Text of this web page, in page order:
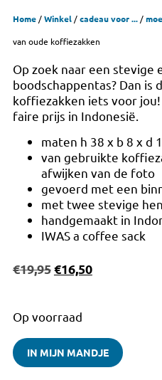
Home/Winkel/cadeau voor .../
van oude koffiezakken
Op zoek naar een stevige
boodschappentas? Dan is
koffiezakken iets voor
faire prijs in Indonesië.
maten h 38 x b 8 x d
van gebruikte
afwijken van de foto
gevoerd met een
met twee stevige
handgemaakt in
IWAS a coffee sack
€19,95€16,50
Op voorraad
IN MIJN MANDJE